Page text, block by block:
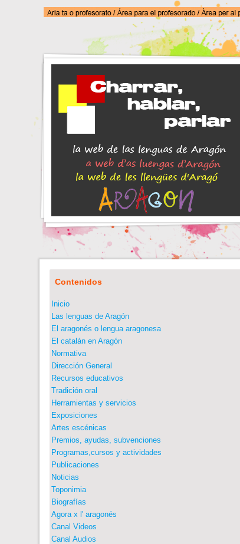
Contenidos
Inicio
Las lenguas de Aragón
El aragonés o lengua aragonesa
El catalán en Aragón
Normativa
Dirección General
Recursos educativos
Tradición oral
Herramientas y servicios
Exposiciones
Artes escénicas
Premios, ayudas, subvenciones
Programas,cursos y actividades
Publicaciones
Noticias
Toponimia
Biografías
Agora x l' aragonés
Canal Videos
Canal Audios